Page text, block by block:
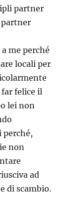
partner
partner
me perché
locali per
felice il
lei non
perché,
non
ad
di scambio.